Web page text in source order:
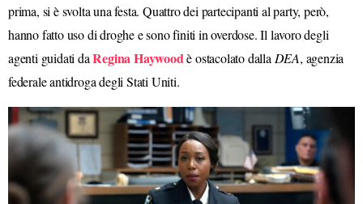
prima, si è svolta una festa. Quattro dei partecipanti al party, però,
hanno fatto uso di droghe e sono finiti in overdose. Il lavoro degli
agenti guidati daRegina Haywoodè ostacolato dalla DEA, agenzia
federale antidroga degli Stati Uniti.